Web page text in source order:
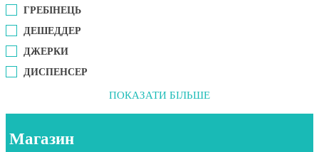
ГРЕБІНЕЦЬ
ДЕШЕДДЕР
ДЖЕРКИ
ДИСПЕНСЕР
ПОКАЗАТИ БІЛЬШЕ
Магазин